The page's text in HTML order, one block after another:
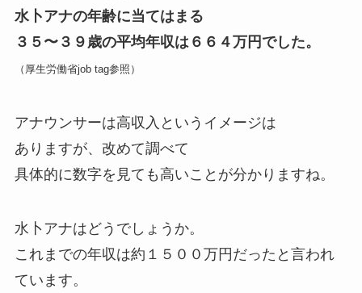
水卜アナの年齢に当てはまる
３５〜３９歳の平均年収は６６４万円でした。
（厚生労働省job tag参照）
アナウンサーは高収入というイメージは
ありますが、改めて調べて
具体的に数字を見ても高いことが分かりますね。
水卜アナはどうでしょうか。
これまでの年収は約１５００万円だったと言われ
ています。